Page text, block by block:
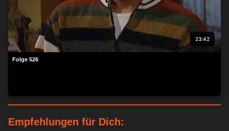
23:42
Folge 526
Empfehlungen für Dich: